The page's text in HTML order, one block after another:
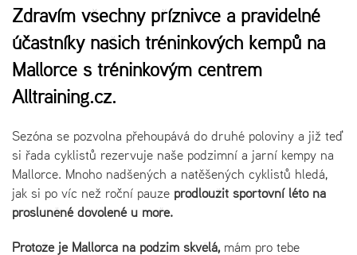
Zdravím všechny příznivce a pravidelné
účastníky našich tréninkových kempů na
Mallorce s tréninkovým centrem
Alltraining.cz.
Sezóna se pozvolna přehoupává do druhé poloviny a již teď
si řada cyklistů rezervuje naše podzimní a jarní kempy na
Mallorce. Mnoho nadšených a natěšených cyklistů hledá,
jak si po víc než roční pauze prodloužit sportovní léto na
prosluněné dovolené u moře.
Protože je Mallorca na podzim skvělá,mám pro tebe